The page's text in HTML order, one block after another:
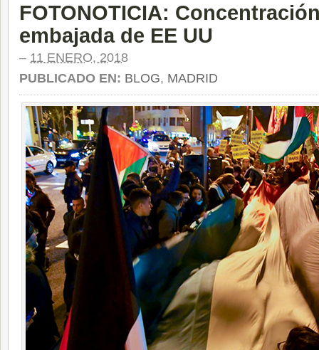
FOTONOTICIA:
embajada de EE UU
– 11 ENERO, 2018
PUBLICADO EN: BLOG, MADRID